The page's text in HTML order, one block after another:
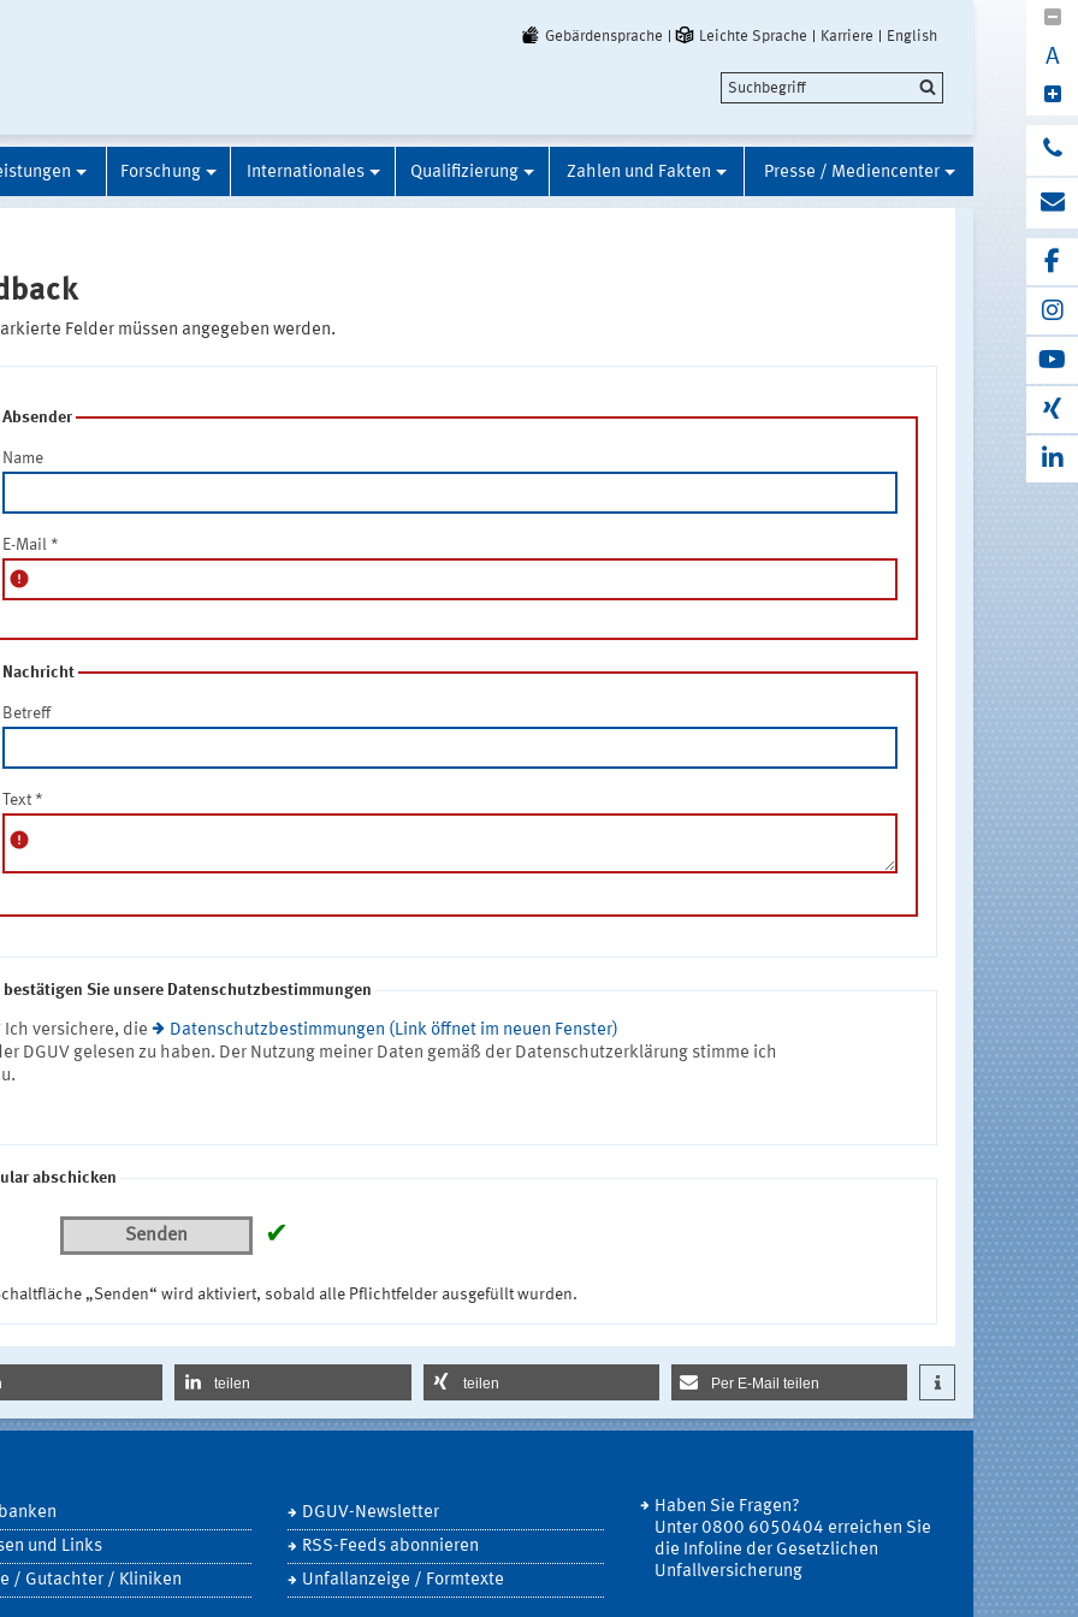
Gebärdensprache Leichte Sprache Karriere English
A
Forschung Internationales Qualifizierung Zahlen und Fakten Presse / Mediencenter
Felder müssen angegeben werden.
Absender
Name
E-Mail *
error
Nachricht
Betreff
Text *
error
Sie unsere Datenschutzbestimmungen
Ich versichere, die
Datenschutzbestimmungen (Link öffnet im neuen Fenster)
DGUV gelesen zu haben. Der Nutzung meiner Daten gemäß der Datenschutzerklärung stimme ich
abschicken
Senden ✔
„Senden“ wird aktiviert, sobald alle Pflichtfelder ausgefüllt wurden.
teilen teilen Per E-Mail teilen
und Links
/ Gutachter / Kliniken
DGUV-Newsletter
RSS-Feeds abonnieren
Unfallanzeige / Formtexte
Haben Sie Fragen?
Unter 0800 6050404 erreichen Sie
die Infoline der Gesetzlichen
Unfallversicherung